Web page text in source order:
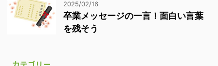
2025/02/16
卒業メッセージの一言！面白い言葉
を残そう